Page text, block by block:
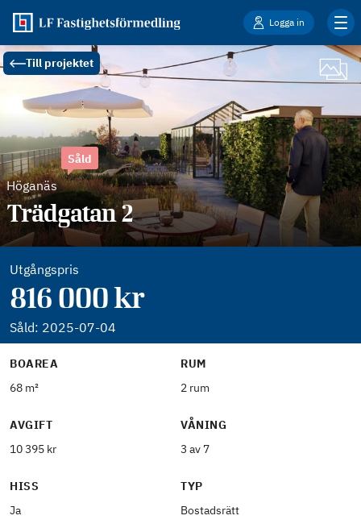
Logga in
Till projektet
Höganäs
Såld
Trädgatan 2
Utgångspris
816 000 kr
Såld: 2025-07-04
BOAREA
68 m²
RUM
2 rum
AVGIFT
10 395 kr
VÅNING
3 av 7
HISS
Ja
TYP
Bostadsrätt